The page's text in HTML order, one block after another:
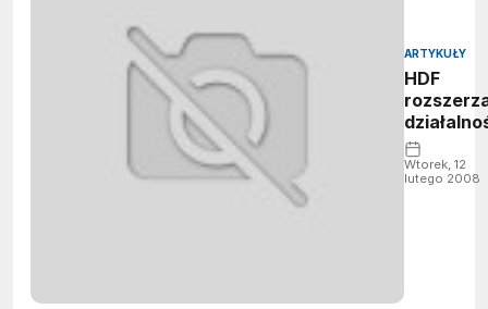
ARTYKUŁY
HDF
Wtorek, 12
lutego 2008